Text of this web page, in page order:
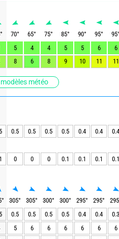
météo
° 70° 65° 75° 85° 90° 95° 95
5 4 4 5 5 6
6
8 6 8 9 10 11 11
0.5 0.5 0.5 0.5 0.4 0.4 0.4
0 0 0 0.1 0.1 0.1 0.1
° 305° 305° 300° 300° 295° 295°
295
0.5 0.5 0.5 0.5 0.4 0.4
0.3
5 6 6 6 6 6
6